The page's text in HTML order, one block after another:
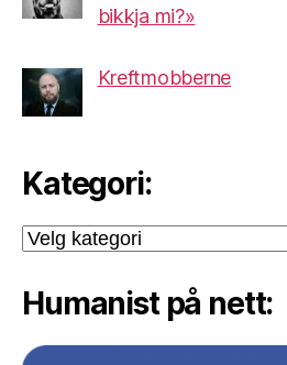
bikkja mi?»
Kreftmobberne
Kategori:
Kategori:
Humanist på nett: